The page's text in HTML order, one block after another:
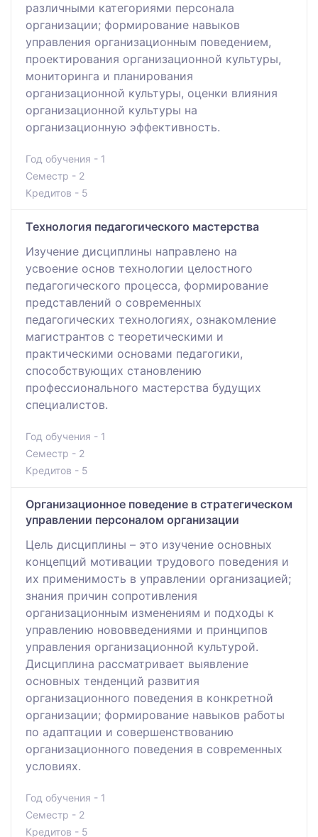
различными категориями персонала
организации; формирование навыков
управления организационным поведением,
проектирования организационной культуры,
мониторинга и планирования
организационной культуры, оценки влияния
организационной культуры на
организационную эффективность.
Год обучения - 1
Семестр - 2
Кредитов - 5
Технология педагогического мастерства
Изучение дисциплины направлено на
усвоение основ технологии целостного
педагогического процесса, формирование
представлений о современных
педагогических технологиях, ознакомление
магистрантов с теоретическими и
практическими основами педагогики,
способствующих становлению
профессионального мастерства будущих
специалистов.
Год обучения - 1
Семестр - 2
Кредитов - 5
Организационное поведение в стратегическом
управлении персоналом организации
Цель дисциплины – это изучение основных
концепций мотивации трудового поведения и
их применимость в управлении организацией;
знания причин сопротивления
организационным изменениям и подходы к
управлению нововведениями и принципов
управления организационной культурой.
Дисциплина рассматривает выявление
основных тенденций развития
организационного поведения в конкретной
организации; формирование навыков работы
по адаптации и совершенствованию
организационного поведения в современных
условиях.
Год обучения - 1
Семестр - 2
Кредитов - 5